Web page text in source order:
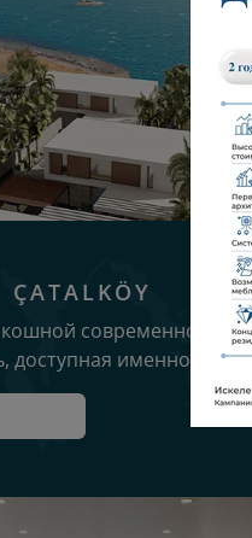
современной
доступная именно вам!